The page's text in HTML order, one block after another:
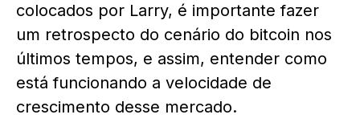
colocados por Larry, é importante fazer
um retrospecto do cenário do bitcoin nos
últimos tempos, e assim, entender como
está funcionando a velocidade de
crescimento desse mercado.